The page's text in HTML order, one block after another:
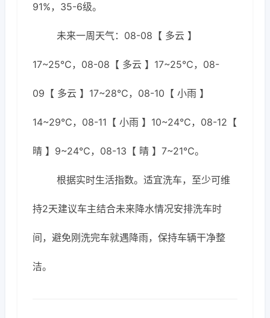
91%，35-6级。
未来一周天气：08-08【 多云 】
17~25℃，08-08【 多云 】17~25℃，08-
09【 多云 】17~28℃，08-10【 小雨 】
14~29℃，08-11【 小雨 】10~24℃，08-12【
晴 】9~24℃，08-13【 晴 】7~21℃。
根据实时生活指数。适宜洗车，至少可维
持2天建议车主结合未来降水情况安排洗车时
间，避免刚洗完车就遇降雨，保持车辆干净整
洁。